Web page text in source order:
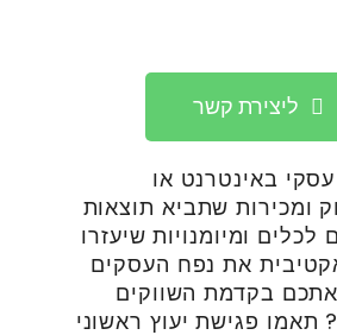
ליצירת קשר
באינטרנט או
ומכירות שתביא תוצאות
לכלים ומיומנויות שיעזרו
את נפח העסקים
בקדמת השווקים
תאמו פגישת יעוץ ראשוני